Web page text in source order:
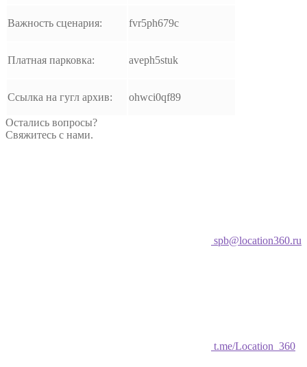
Важность сценария: fvr5ph679c
Платная парковка: aveph5stuk
Ссылка на гугл архив: ohwci0qf89
Остались вопросы?
Свяжитесь с нами.
spb@location360.ru
t.me/Location_360